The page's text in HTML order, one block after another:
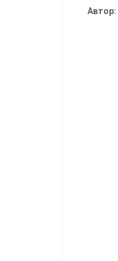
Автор: